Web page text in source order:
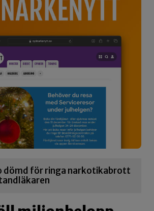
dömd för ringa narkotikabrott